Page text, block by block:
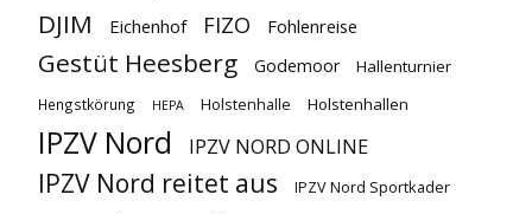
DJIM Eichenhof FIZO Fohlenreise
Gestüt Heesberg Godemoor Hallenturnier
Hengstkörung HEPA Holstenhalle Holstenhallen
IPZV Nord IPZV NORD ONLINE
IPZV Nord reitet aus IPZV Nord Sportkader